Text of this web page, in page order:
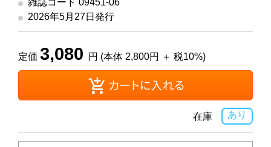
2026年5月27日発行
定価 3,080 円 (本体 2,800円 ＋ 税10%)
あり
在庫